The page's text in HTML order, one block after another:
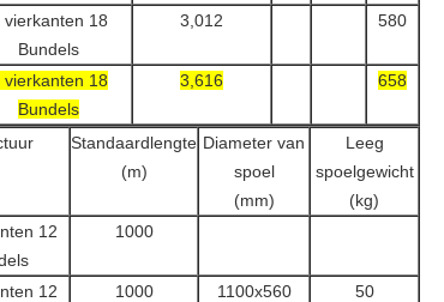
vierkanten 18
Bundels
3,012 580
vierkanten 18
Bundels
3,616 658
Standaardlengte
(m)
Diameter van
spoel
(mm)
Leeg
spoelgewicht
(kg)
12
1000
12
1000 1100x560 50